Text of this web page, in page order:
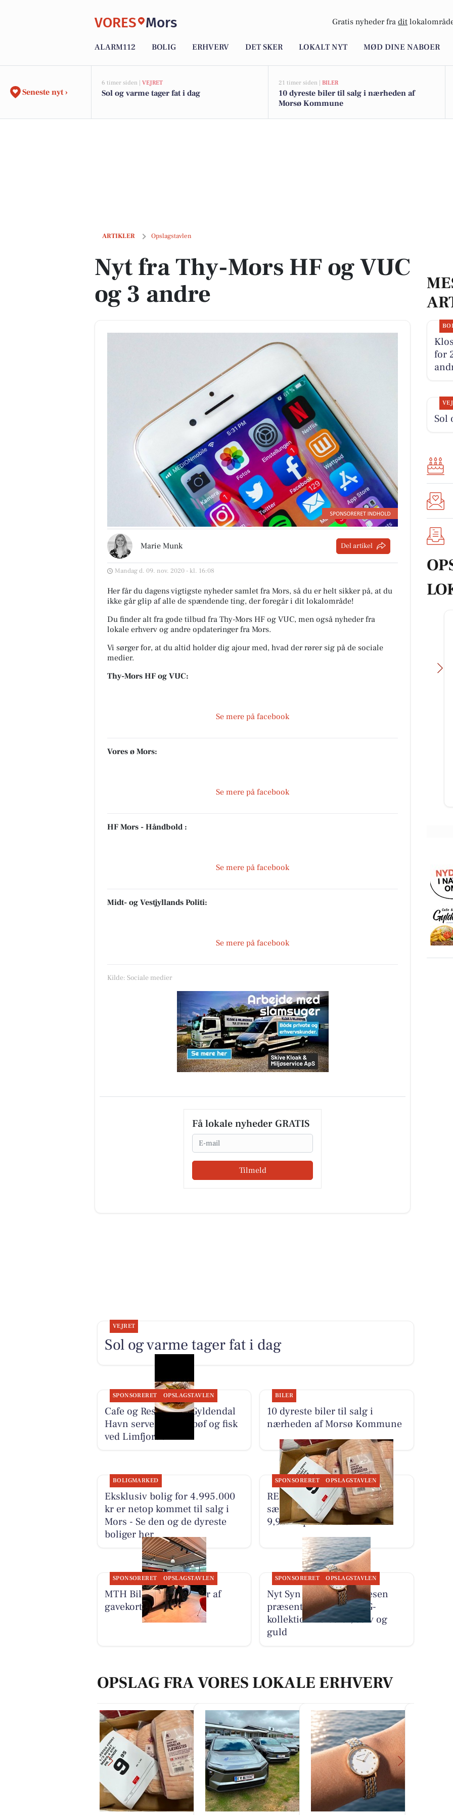
VORES Mors Gratis nyheder fra dit
ALARM112 BOLIG ERHVERV DET SKER LOKALT NYT MØD DINE NABOER
Seneste nyt ›
6 timer siden | VEJRET
Sol og varme tager fat i dag
21 timer siden | BILER
10 dyreste biler til salg i nærheden af
Morsø Kommune
ARTIKLER Opslagstavlen
Nyt fra Thy-Mors HF og VUC og 3 andre
Nyt fra Thy-Mors HF og VUC
og 3 andre
Marie Munk Del artikel
Mandag d. 09. nov. 2020 - kl. 16:08
Her får du dagens vigtigste nyheder samlet fra Mors, så du er helt sikker på, at du
ikke går glip af alle de spændende ting, der foregår i dit lokalområde!
Du finder alt fra gode tilbud fra Thy-Mors HF og VUC, men også nyheder fra
lokale erhverv og andre opdateringer fra Mors.
Vi sørger for, at du altid holder dig ajour med, hvad der rører sig på de sociale
medier.
Thy-Mors HF og VUC:
Se mere på facebook
Vores ø Mors:
Se mere på facebook
HF Mors - Håndbold :
Se mere på facebook
Midt- og Vestjyllands Politi:
Se mere på facebook
Kilde: Sociale medier
Få lokale nyheder GRATIS
Email
Tilmeld
for
Sol
masser af gode tilbud og en
VEJRET
Sol og varme tager fat i dag
SPONSORERET OPSLAGSTAVLEN
Cafe og Restaurant Gyldendal
Havn serverer frisk bøf og fisk
ved Limfjorden
BILER
10 dyreste biler til salg i
nærheden af Morsø Kommune
BOLIGMARKED
Eksklusiv bolig for 4.995.000
kr er netop kommet til salg i
Mors - Se den og de dyreste
boliger her
SPONSORERET OPSLAGSTAVLEN
REMA 1000 Nykøbing Mors
sælger frosne flæskestege til
9,95 kr. pr. 1/2 kilo
SPONSORERET OPSLAGSTAVLEN
MTH Biler finder vinder af
gavekort til Comwell
SPONSORERET OPSLAGSTAVLEN
Nyt Syn Brøndum Jeppesen
præsenterer ny BERING-
kollektion i bicolor, sølv og
guld
OPSLAG FRA VORES LOKALE ERHVERV